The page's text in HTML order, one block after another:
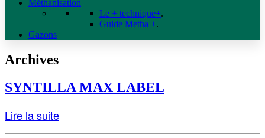
Méthanisation
Le + technique+.
Guide Metha +.
Gazons
Archives
SYNTILLA MAX LABEL
Lire la suite